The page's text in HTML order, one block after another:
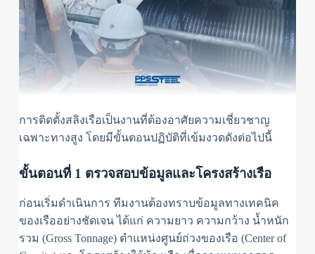
การติดตั้งสลิงเรือเป็นงานที่ต้องอาศัยความเชี่ยวชาญ
เฉพาะทางสูง โดยมีขั้นตอนปฏิบัติที่เข้มงวดดังต่อไปนี้
ขั้นตอนที่ 1 ตรวจสอบข้อมูลและโครงสร้างเรือ
ก่อนเริ่มดำเนินการ ทีมงานต้องทราบข้อมูลทางเทคนิค
ของเรืออย่างชัดเจน ได้แก่ ความยาว ความกว้าง น้ำหนัก
รวม (Gross Tonnage) ตำแหน่งศูนย์ถ่วงของเรือ (Center of